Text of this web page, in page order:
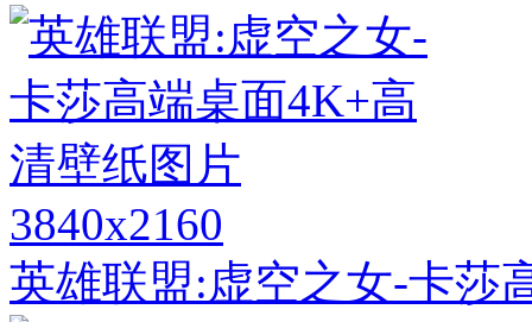
3840x2160
英雄联盟:虚空之女-卡莎